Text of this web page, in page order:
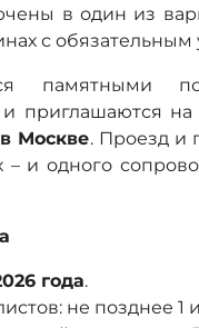
в один из
с обязательным
памятными
и приглашаются на
Москве. Проезд и
и одного
года.
не позднее 1